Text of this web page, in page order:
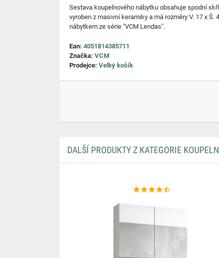
Sestava koupelnového nábytku obsahuje spodní
vyroben z masivní keramiky a má rozměry V. 17 x
nábytkem ze série "VCM Lendas".
Ean: 4051814385711
Značka: VCM
Prodejce: Velký košík
DALŠÍ PRODUKTY Z KATEGORIE